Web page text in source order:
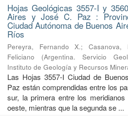
Hojas Geológicas 3557-I y
Aires y José C. Paz :
Ciudad Autónoma de Buenos
Ríos
Pereyra, Fernando X.;Casanova,
Feliciano
(Argentina. Servicio
Instituto de Geología y Recursos
Las Hojas 3557-I Ciudad de
Paz están comprendidas entre los
sur, la primera entre los meridianos
oeste, mientras que la segunda se ...